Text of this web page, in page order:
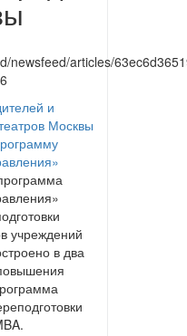
и
Москвы
учреждений
в два